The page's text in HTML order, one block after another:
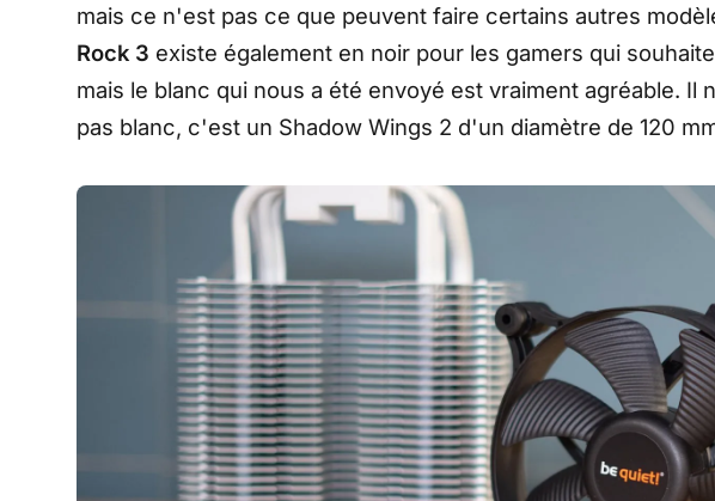
mais ce n'est pas ce que peuvent faire certains autres
Rock 3 existe également en noir pour les gamers qui
mais le blanc qui nous a été envoyé est vraiment agréable.
pas blanc, c'est un Shadow Wings 2 d'un diamètre de 120